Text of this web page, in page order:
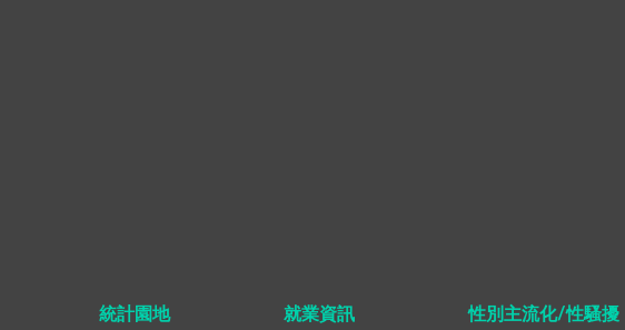
統計園地 就業資訊
性別主流化/性騷擾